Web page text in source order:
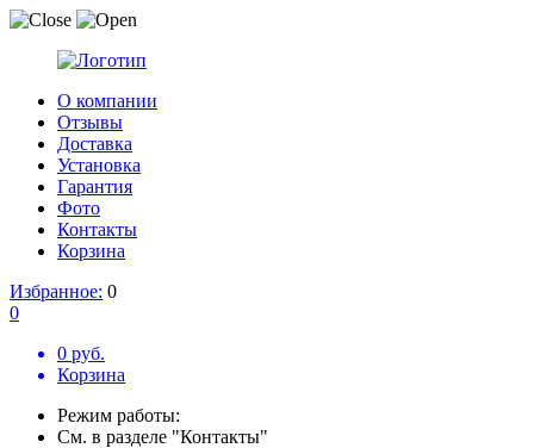
О компании
Отзывы
Доставка
Установка
Гарантия
Фото
Контакты
Корзина
Избранное: 0
0
0 руб.
Корзина
Режим работы:
См. в разделе "Контакты"